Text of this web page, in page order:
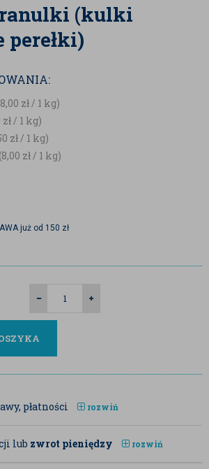
(kulki
perełki)
zł / 1 kg)
zł / 1 kg)
zł / 1 kg)
zł / 1 kg)
już od 150 zł
płatności rozwiń
lub zwrot pieniędzy rozwiń